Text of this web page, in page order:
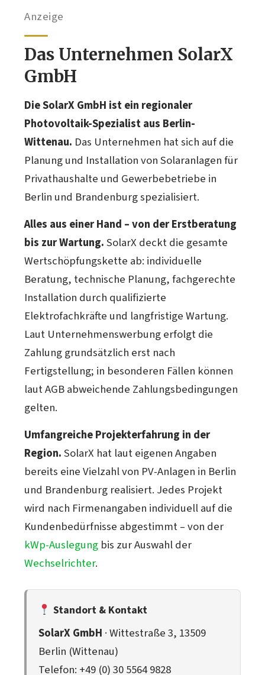
Anzeige
Das Unternehmen SolarX
GmbH
Die SolarX GmbH ist ein regionaler
Photovoltaik-Spezialist aus Berlin-
Wittenau. Das Unternehmen hat sich auf die
Planung und Installation von Solaranlagen für
Privathaushalte und Gewerbebetriebe in
Berlin und Brandenburg spezialisiert.
Alles aus einer Hand – von der Erstberatung
bis zur Wartung.SolarX deckt die gesamte
Wertschöpfungskette ab: individuelle
Beratung, technische Planung, fachgerechte
Installation durch qualifizierte
Elektrofachkräfte und langfristige Wartung.
Laut Unternehmenswerbung erfolgt die
Zahlung grundsätzlich erst nach
Fertigstellung; in besonderen Fällen können
laut AGB abweichende Zahlungsbedingungen
gelten.
Umfangreiche Projekterfahrung in der
Region.SolarX hat laut eigenen Angaben
bereits eine Vielzahl von PV-Anlagen in Berlin
und Brandenburg realisiert. Jedes Projekt
wird nach Firmenangaben individuell auf die
Kundenbedürfnisse abgestimmt – von der
kWp-Auslegung bis zur Auswahl der
Wechselrichter.
Standort & Kontakt
SolarX GmbH · Wittestraße 3, 13509
Berlin (Wittenau)
Telefon: +49 (0) 30 5564 9828